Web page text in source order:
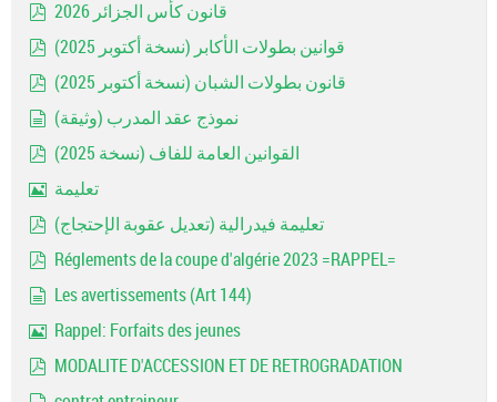
قانون كأس الجزائر 2026
قوانين بطولات الأكابر (نسخة أكتوبر 2025)
قانون بطولات الشبان (نسخة أكتوبر 2025)
نموذج عقد المدرب (وثيقة)
القوانين العامة للفاف (نسخة 2025)
تعليمة
تعليمة فيدرالية (تعديل عقوبة الإحتجاج)
Réglements de la coupe d'algérie 2023 =RAPPEL=
Les avertissements (Art 144)
Rappel: Forfaits des jeunes
MODALITE D'ACCESSION ET DE RETROGRADATION